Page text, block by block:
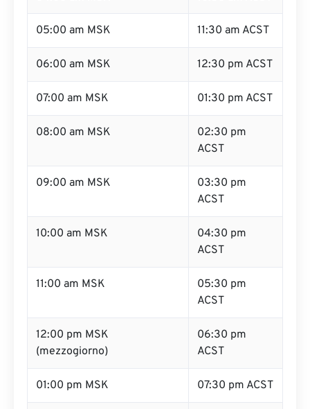
05:00 am MSK 11:30 am ACST
06:00 am MSK 12:30 pm ACST
07:00 am MSK 01:30 pm ACST
08:00 am MSK
02:30 pm
ACST
09:00 am MSK
03:30 pm
ACST
10:00 am MSK
04:30 pm
ACST
11:00 am MSK
05:30 pm
ACST
12:00 pm MSK
(mezzogiorno)
06:30 pm
ACST
01:00 pm MSK 07:30 pm ACST